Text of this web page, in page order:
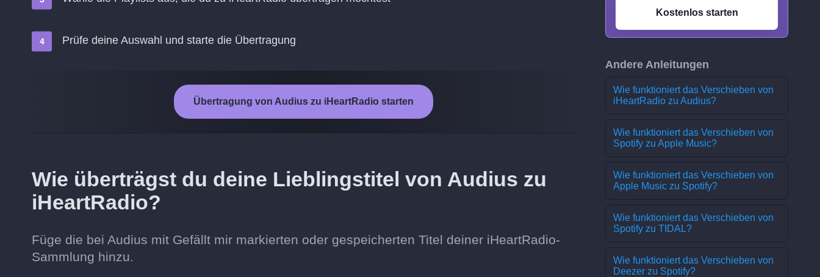
Prüfe deine Auswahl und starte die Übertragung
Übertragung von Audius zu iHeartRadio starten
Wie überträgst du deine Lieblingstitel von Audius zu
iHeartRadio?
Füge die bei Audius mit Gefällt mir markierten oder gespeicherten Titel deiner iHeartRadio-
Sammlung hinzu.
Kostenlos starten
Andere Anleitungen
Wie funktioniert das Verschieben von
iHeartRadio zu Audius?
Wie funktioniert das Verschieben von
Spotify zu Apple Music?
Wie funktioniert das Verschieben von
Apple Music zu Spotify?
Wie funktioniert das Verschieben von
Spotify zu TIDAL?
Wie funktioniert das Verschieben von
Deezer zu Spotify?